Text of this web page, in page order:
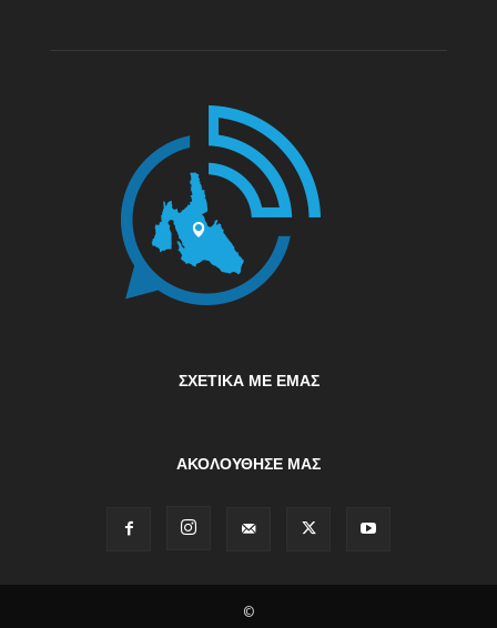
ΣΧΕΤΙΚΆ ΜΕ ΕΜΆΣ
ΑΚΟΛΟΥΘΗΣΕ ΜΑΣ
©